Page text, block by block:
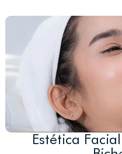
Estética